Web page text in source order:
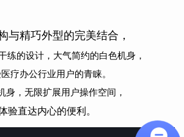
与精巧外型的完美结合，
练的设计，大气简约的白色机身，
疗办公行业用户的青睐。
身，无限扩展用户操作空间，
验直达内心的便利。